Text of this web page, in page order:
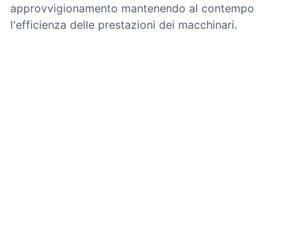
approvvigionamento mantenendo al contempo
l'efficienza delle prestazioni dei macchinari.